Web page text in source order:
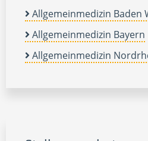
Allgemeinmedizin Baden
Allgemeinmedizin Bayern
Allgemeinmedizin